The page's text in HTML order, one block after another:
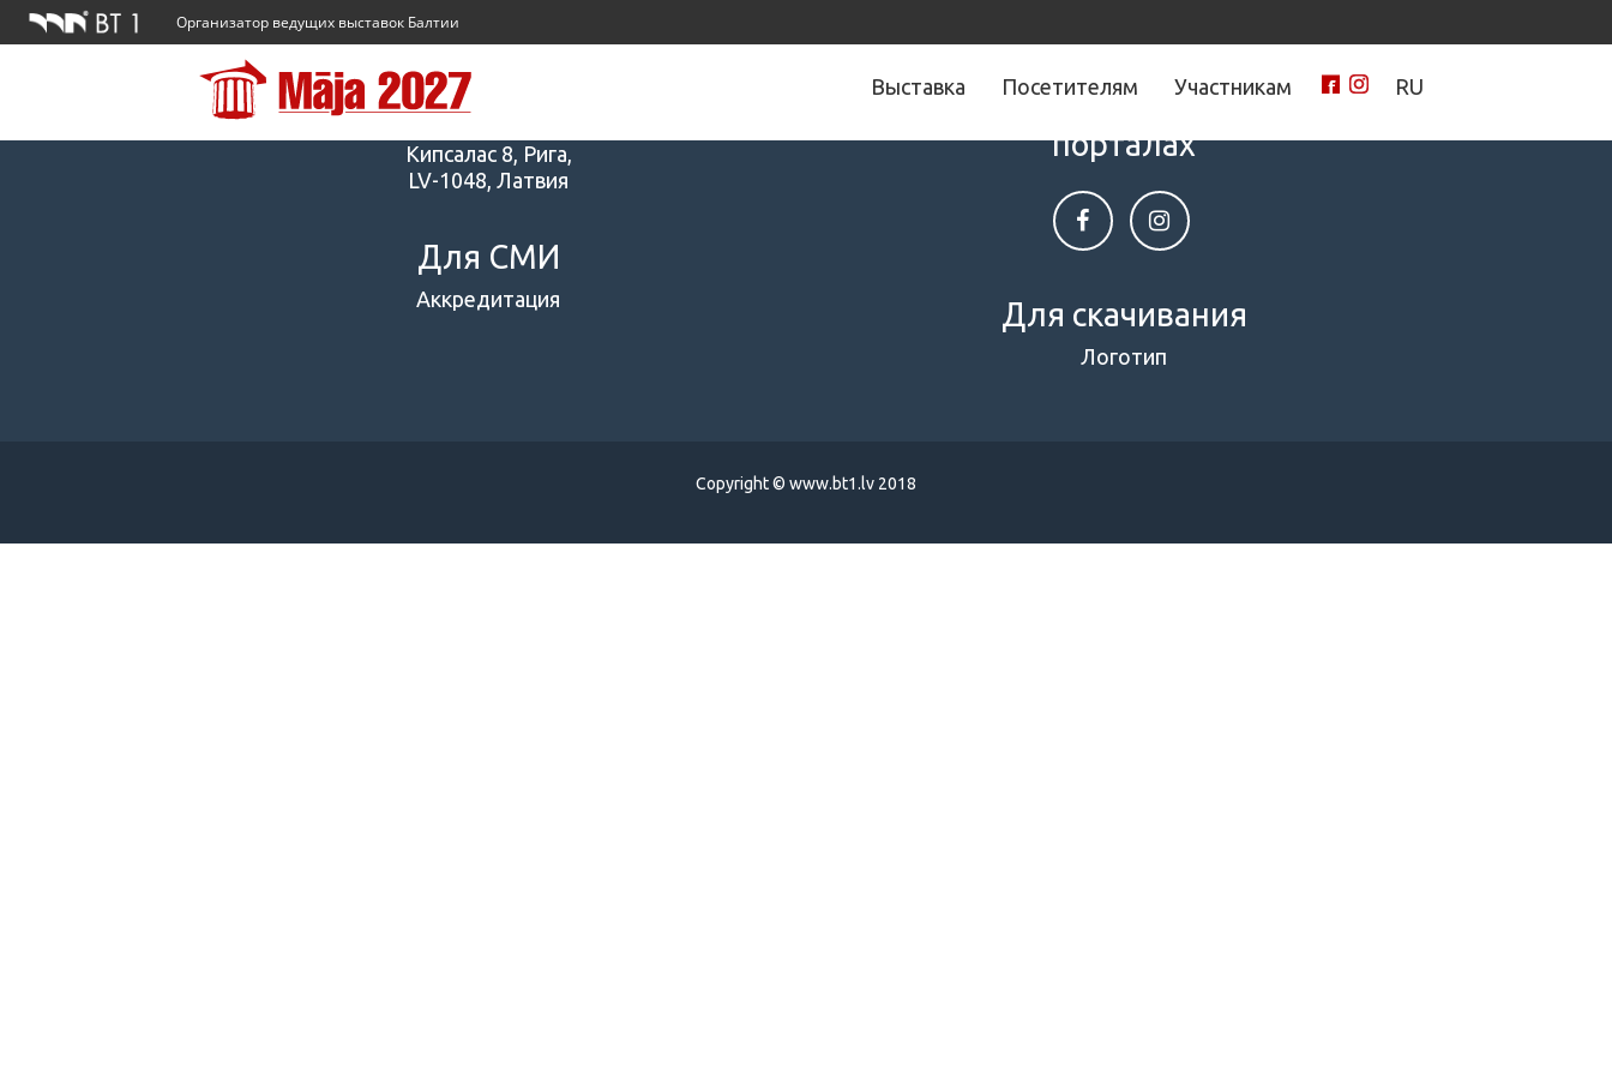
Организатор ведущих выставок Балтии
Выставка Посетителям Участникам RU
Адрес
Кипсалас 8, Рига,
LV-1048, Латвия
Для СМИ
Аккредитация
порталах
Для скачивания
Логотип
Copyright © www.bt1.lv 2018